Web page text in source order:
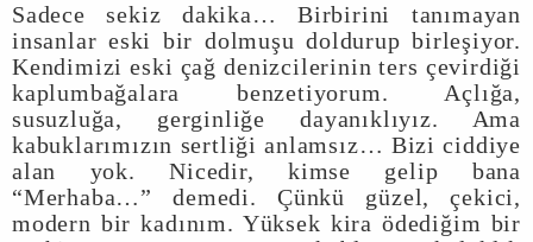
Sadece sekiz dakika… Birbirini tanımayan
insanlar eski bir dolmuşu doldurup birleşiyor.
Kendimizi eski çağ denizcilerinin ters çevirdiği
kaplumbağalara benzetiyorum. Açlığa,
susuzluğa, gerginliğe dayanıklıyız. Ama
kabuklarımızın sertliği anlamsız… Bizi ciddiye
alan yok. Nicedir, kimse gelip bana
“Merhaba…” demedi. Çünkü güzel, çekici,
modern bir kadınım. Yüksek kira ödediğim bir